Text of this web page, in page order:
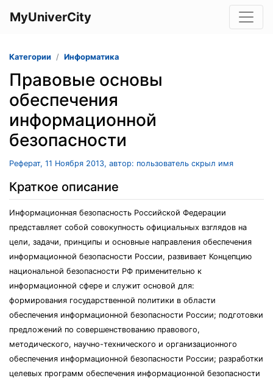
MyUniverCity
Категории Информатика
Правовые основы
обеспечения
информационной
безопасности
Реферат, 11 Ноября 2013, автор: пользователь скрыл имя
Краткое описание
Информационная безопасность Российской Федерации
представляет собой совокупность официальных взглядов на
цели, задачи, принципы и основные направления обеспечения
информационной безопасности России, развивает Концепцию
национальной безопасности РФ применительно к
информационной сфере и служит основой для:
формирования государственной политики в области
обеспечения информационной безопасности России; подготовки
предложений по совершенствованию правового,
методического, научно-технического и организационного
обеспечения информационной безопасности России; разработки
целевых программ обеспечения информационной безопасности